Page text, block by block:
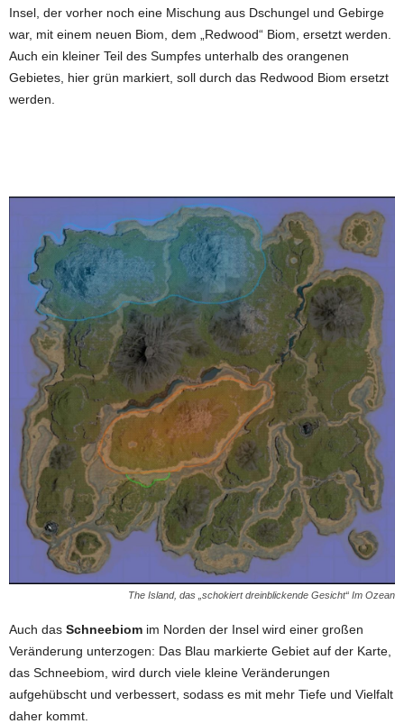
Insel, der vorher noch eine Mischung aus Dschungel und Gebirge
war, mit einem neuen Biom, dem „Redwood“ Biom, ersetzt werden.
Auch ein kleiner Teil des Sumpfes unterhalb des orangenen
Gebietes, hier grün markiert, soll durch das Redwood Biom ersetzt
werden.
The Island, das „schokiert dreinblickende Gesicht“ Im Ozean
Auch das Schneebiom im Norden der Insel wird einer großen
Veränderung unterzogen: Das Blau markierte Gebiet auf der Karte,
das Schneebiom, wird durch viele kleine Veränderungen
aufgehübscht und verbessert, sodass es mit mehr Tiefe und Vielfalt
daher kommt.